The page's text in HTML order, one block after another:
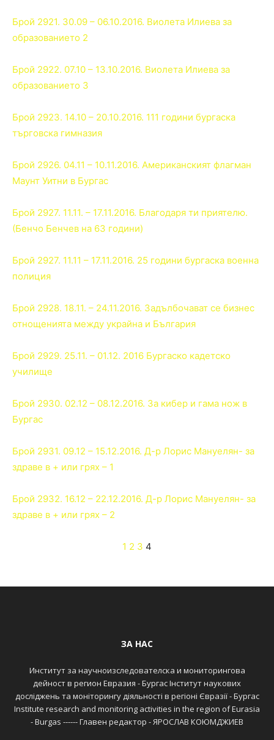
Брой 2921. 30.09 – 06.10.2016. Виолета Илиева за
образованието 2
Брой 2922. 07.10 – 13.10.2016. Виолета Илиева за
образованието 3
Брой 2923. 14.10 – 20.10.2016. 111 години бургаска
търговска гимназия
Брой 2926. 04.11 – 10.11.2016. Американският флагман
Маунт Уитни в Бургас
Брой 2927. 11.11. – 17.11.2016. Благодаря ти приятелю.
(Бенчо Бенчев на 63 години)
Брой 2927. 11.11 – 17.11.2016. 25 години бургаска военна
полиция
Брой 2928. 18.11. – 24.11.2016. Задълбочават се бизнес
отнощенията между украйна и България
Брой 2929. 25.11. – 01.12. 2016 Бургаско кадетско
училище
Брой 2930. 02.12 – 08.12.2016. За кибер и гама нож в
Бургас
Брой 2931. 09.12 – 15.12.2016. Д-р Лорис Мануелян- за
здраве в + или грях – 1
Брой 2932. 16.12 – 22.12.2016. Д-р Лорис Мануелян- за
здраве в + или грях – 2
1 2 3 4
ЗА НАС
Институт за научноизследователска и мониторингова
дейност в регион Евразия - Бургас Інститут наукових
досліджень та моніторингу діяльності в регіоні Євразії - Бургас
Institute research and monitoring activities in the region of Eurasia
- Burgas ------ Главен редактор - ЯРОСЛАВ КОЮМДЖИЕВ